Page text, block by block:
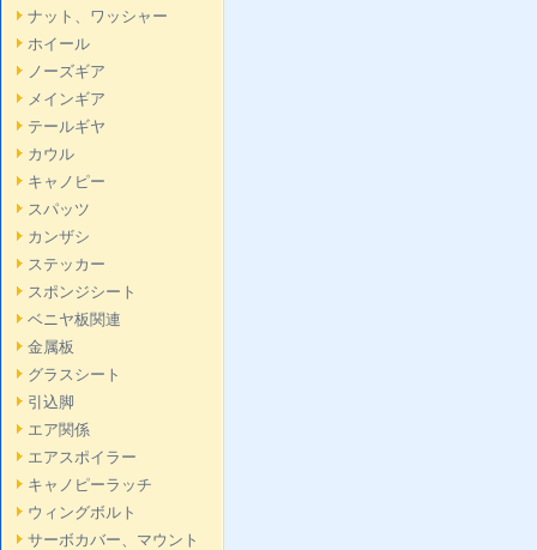
ナット、ワッシャー
ホイール
ノーズギア
メインギア
テールギヤ
カウル
キャノピー
スパッツ
カンザシ
ステッカー
スポンジシート
ベニヤ板関連
金属板
グラスシート
引込脚
エア関係
エアスポイラー
キャノピーラッチ
ウィングボルト
サーボカバー、マウント